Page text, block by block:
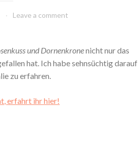
Leave a comment
und Dornenkronenicht nur das
hat. Ich habe sehnsüchtig darauf
zu erfahren.
erfahrt ihr hier!